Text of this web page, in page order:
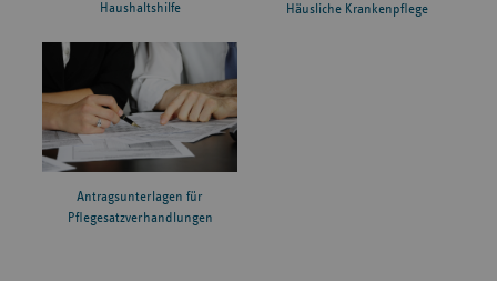
Haushaltshilfe Häusliche Krankenpflege
Antragsunterlagen für
Pflegesatzverhandlungen